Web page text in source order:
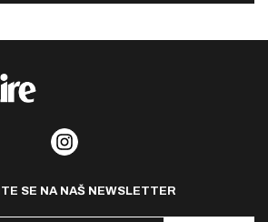
SE NA NAŠ NEWSLETTER